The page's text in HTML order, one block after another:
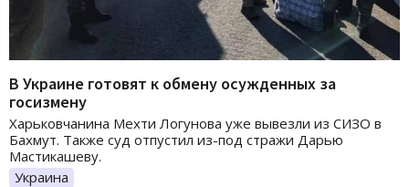
В Украине готовят к обмену осужденных за
госизмену
Харьковчанина Мехти Логунова уже вывезли из СИЗО в
Бахмут. Также суд отпустил из-под стражи Дарью
Мастикашеву.
Украина